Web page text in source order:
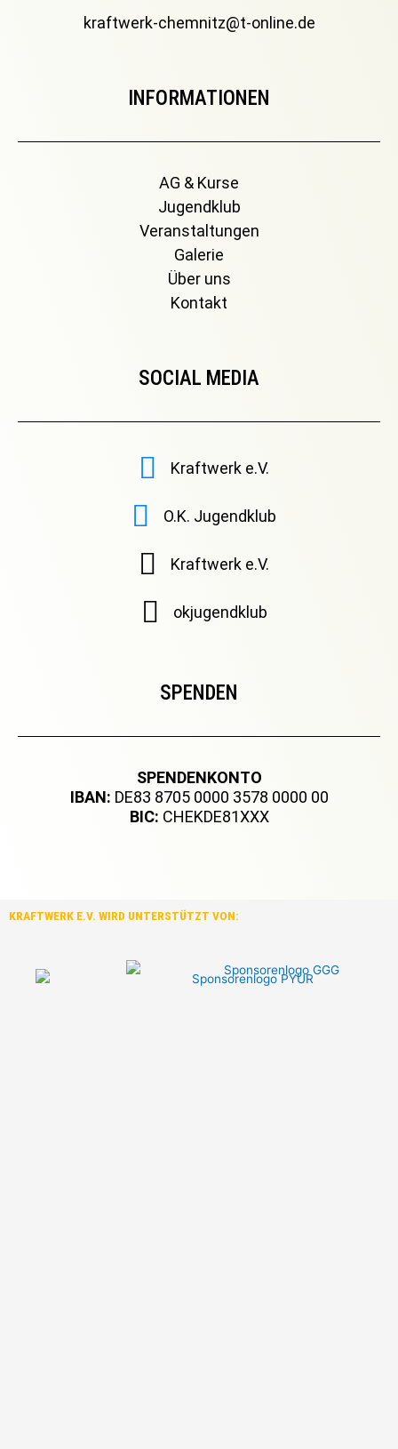
kraftwerk-chemnitz@t-online.de
INFORMATIONEN
AG & Kurse
Jugendklub
Veranstaltungen
Galerie
Über uns
Kontakt
SOCIAL MEDIA
Kraftwerk e.V.
O.K. Jugendklub
Kraftwerk e.V.
okjugendklub
SPENDEN
SPENDENKONTO
IBAN: DE83 8705 0000 3578 0000 00
BIC: CHEKDE81XXX
KRAFTWERK E.V. WIRD UNTERSTÜTZT VON: